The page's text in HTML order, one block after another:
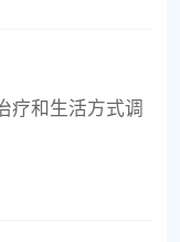
疗和生活方式调